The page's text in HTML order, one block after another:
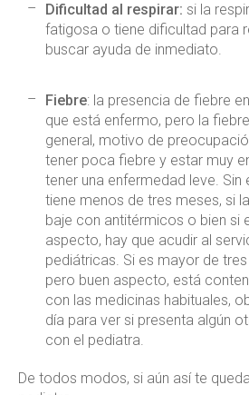
Dificultad al respirar: si la
fatigosa o tiene dificultad para
buscar ayuda de inmediato.
Fiebre: la presencia de fiebre
que está enfermo, pero la
general, motivo de
tener poca fiebre y estar muy
tener una enfermedad leve. Sin
tiene menos de tres meses, si
baje con antitérmicos o bien si
aspecto, hay que acudir al
pediátricas. Si es mayor de
pero buen aspecto, está
con las medicinas habituales,
día para ver si presenta algún
con el pediatra.
De todos modos, si aún así te